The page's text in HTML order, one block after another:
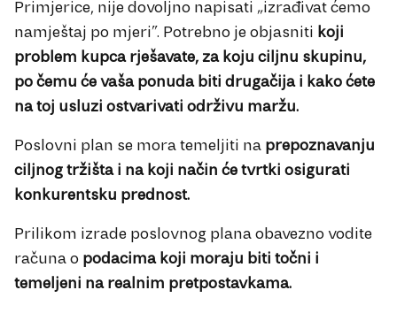
Primjerice, nije dovoljno napisati „izrađivat ćemo
namještaj po mjeri”. Potrebno je objasniti koji
problem kupca rješavate, za koju ciljnu skupinu,
po čemu će vaša ponuda biti drugačija i kako ćete
na toj usluzi ostvarivati održivu maržu.
Poslovni plan se mora temeljiti na prepoznavanju
ciljnog tržišta i na koji način će tvrtki osigurati
konkurentsku prednost.
Prilikom izrade poslovnog plana obavezno vodite
računa o podacima koji moraju biti točni i
temeljeni na realnim pretpostavkama.